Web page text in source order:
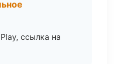
ссылка на